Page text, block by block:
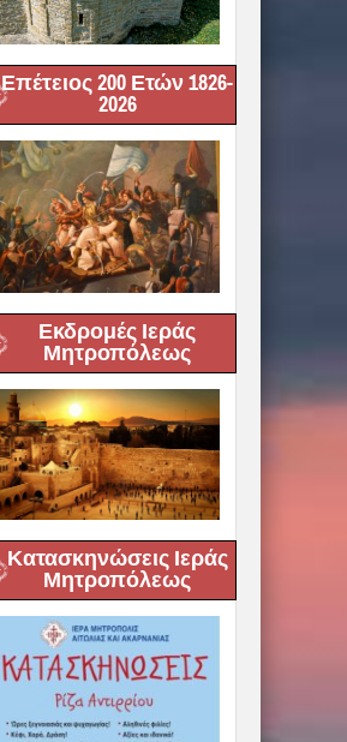
Επέτειος 200 Ετών 1826-
2026
Εκδρομές Ιεράς
Μητροπόλεως
Κατασκηνώσεις Ιεράς
Μητροπόλεως